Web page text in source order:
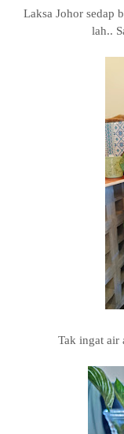
Laksa Johor sedap
lah..
Tak ingat air